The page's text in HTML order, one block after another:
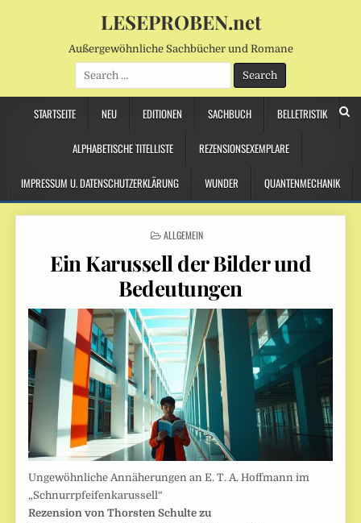
LESEPROBEN.net
Außergewöhnliche Sachbücher und Romane
Search
for:
STARTSEITE NEU EDITIONEN SACHBUCH BELLETRISTIK
ALPHABETISCHE TITELLISTE REZENSIONSEXEMPLARE
IMPRESSUM U. DATENSCHUTZERKLÄRUNG WUNDER QUANTENMECHANIK
POSTED
ALLGEMEIN
Ein Karussell der Bilder und
Bedeutungen
Ungewöhnliche Annäherungen an E. T. A. Hoffmann im
„Schnurrpfeifenkarussell“
Rezension von Thorsten Schulte zu